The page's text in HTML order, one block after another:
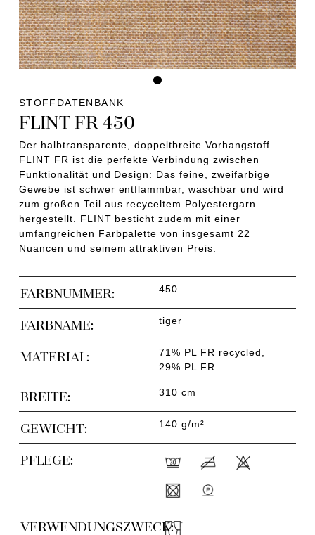
STOFFDATENBANK
FLINT FR 450
Der halbtransparente, doppeltbreite Vorhangstoff
FLINT FR ist die perfekte Verbindung zwischen
Funktionalität und Design: Das feine, zweifarbige
Gewebe ist schwer entflammbar, waschbar und wird
zum großen Teil aus recyceltem Polyestergarn
hergestellt. FLINT besticht zudem mit einer
umfangreichen Farbpalette von insgesamt 22
Nuancen und seinem attraktiven Preis.
FARBNUMMER: 450
FARBNAME: tiger
MATERIAL:
71% PL FR recycled,
29% PL FR
BREITE: 310 cm
GEWICHT: 140 g/m²
PFLEGE:
VERWENDUNGSZWECK: